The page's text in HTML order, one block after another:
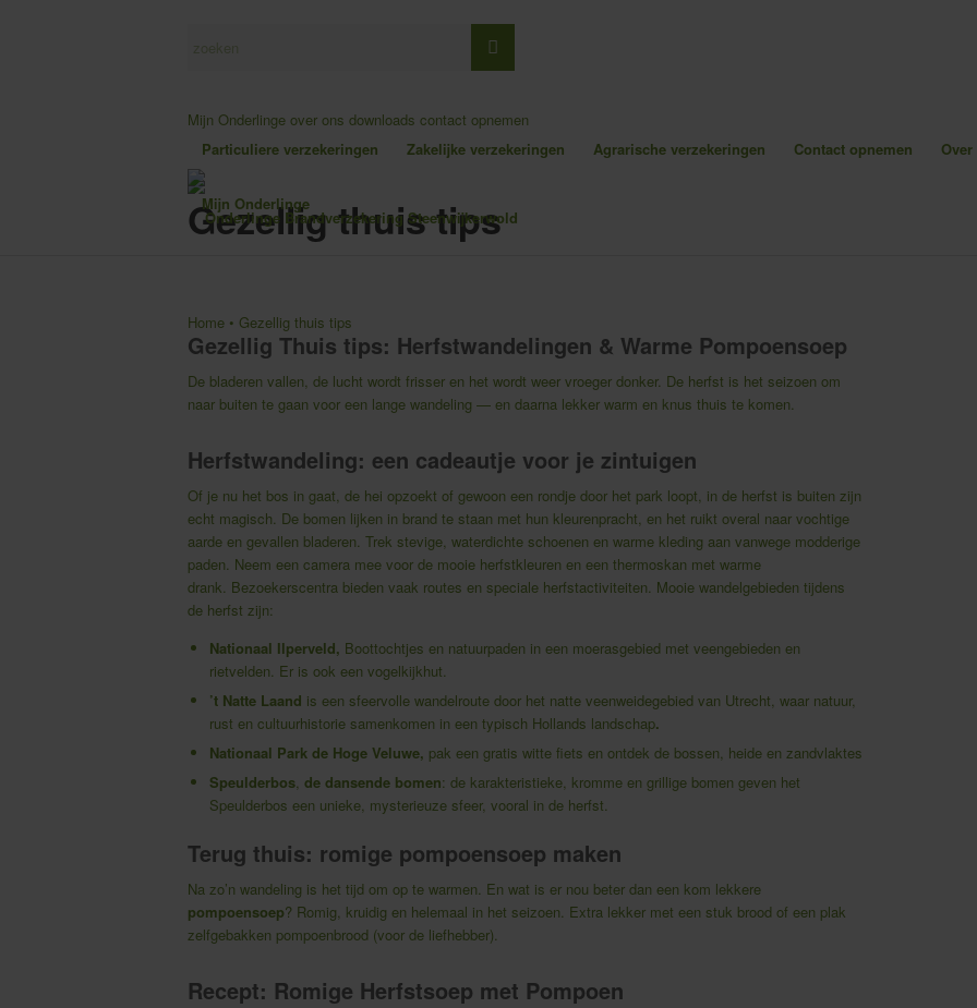
Mijn Onderlinge over ons downloads contact opnemen
Particuliere verzekeringen
Zakelijke verzekeringen Agrarische verzekeringen Contact opnemen
Mijn Onderlinge
Gezellig thuis tips
Home • Gezellig thuis tips
Gezellig Thuis tips: Herfstwandelingen & Warme Pompoensoep
De bladeren vallen, de lucht wordt frisser en het wordt weer vroeger donker. De herfst is het seizoen om
naar buiten te gaan voor een lange wandeling — en daarna lekker warm en knus thuis te komen.
Herfstwandeling: een cadeautje voor je zintuigen
Of je nu het bos in gaat, de hei opzoekt of gewoon een rondje door het park loopt, in de herfst is buiten zijn
echt magisch. De bomen lijken in brand te staan met hun kleurenpracht, en het ruikt overal naar vochtige
aarde en gevallen bladeren. Trek stevige, waterdichte schoenen en warme kleding aan vanwege modderige
paden. Neem een camera mee voor de mooie herfstkleuren en een thermoskan met warme
drank. Bezoekerscentra bieden vaak routes en speciale herfstactiviteiten. Mooie wandelgebieden tijdens
de herfst zijn:
Nationaal Ilperveld, Boottochtjes en natuurpaden in een moerasgebied met veengebieden en
rietvelden. Er is ook een vogelkijkhut.
’t Natte Laand is een sfeervolle wandelroute door het natte veenweidegebied van Utrecht, waar natuur,
rust en cultuurhistorie samenkomen in een typisch Hollands landschap.
Nationaal Park de Hoge Veluwe, pak een gratis witte fiets en ontdek de bossen, heide en zandvlaktes
Speulderbos, de dansende bomen: de karakteristieke, kromme en grillige bomen geven het
Speulderbos een unieke, mysterieuze sfeer, vooral in de herfst.
Terug thuis: romige pompoensoep maken
Na zo’n wandeling is het tijd om op te warmen. En wat is er nou beter dan een kom lekkere
pompoensoep? Romig, kruidig en helemaal in het seizoen. Extra lekker met een stuk brood of een plak
zelfgebakken pompoenbrood (voor de liefhebber).
Recept: Romige Herfstsoep met Pompoen